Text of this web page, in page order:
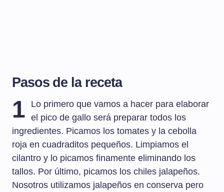
Pasos de la receta
1
Lo primero que vamos a hacer para elaborar
el pico de gallo será preparar todos los
ingredientes. Picamos los tomates y la cebolla
roja en cuadraditos pequeños. Limpiamos el
cilantro y lo picamos finamente eliminando los
tallos. Por último, picamos los chiles jalapeños.
Nosotros utilizamos jalapeños en conserva pero